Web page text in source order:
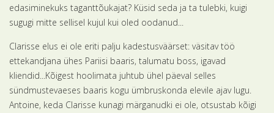
edasiminekuks taganttõukajat? Küsid seda ja ta tulebki, kuigi
sugugi mitte sellisel kujul kui oled oodanud...
Clarisse elus ei ole eriti palju kadestusväärset: väsitav töö
ettekandjana ühes Pariisi baaris, talumatu boss, igavad
kliendid...Kõigest hoolimata juhtub ühel päeval selles
sündmustevaeses baaris kogu ümbruskonda elevile ajav lugu.
Antoine, keda Clarisse kunagi märganudki ei ole, otsustab kõigi